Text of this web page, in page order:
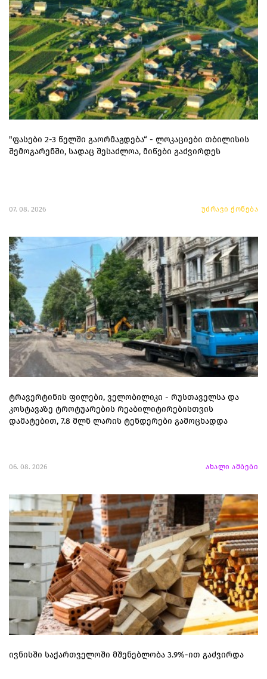
"ფასები 2-3 წელში გაორმაგდება“ - ლოკაციები თბილისის
შემოგარენში, სადაც შესაძლოა, მიწები გაძვირდეს
07. 08. 2026 უძრავი ქონება
ტრავერტინის ფილები, ველობილიკი - რუსთაველსა და
კოსტავაზე ტროტუარების რეაბილიტირებისთვის
დამატებით, 7.8 მლნ ლარის ტენდერები გამოცხადდა
06. 08. 2026 ახალი ამბები
ივნისში საქართველოში მშენებლობა 3.9%-ით გაძვირდა